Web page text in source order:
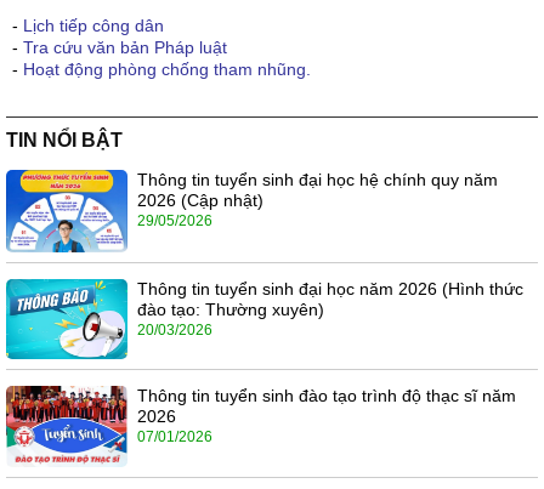
- Lịch tiếp công dân
- Tra cứu văn bản Pháp luật
- Hoạt động phòng chống tham nhũng.
TIN NỔI BẬT
Thông tin tuyển sinh đại học hệ chính quy năm
2026 (Cập nhật)
29/05/2026
Thông tin tuyển sinh đại học năm 2026 (Hình thức
đào tạo: Thường xuyên)
20/03/2026
Thông tin tuyển sinh đào tạo trình độ thạc sĩ năm
2026
07/01/2026